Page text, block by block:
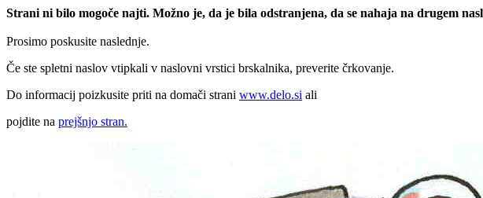
Strani ni bilo mogoče najti. Možno je, da je bila odstranjena, da se nahaja na drugem
Prosimo poskusite naslednje.
Če ste spletni naslov vtipkali v naslovni vrstici brskalnika, preverite črkovanje.
Do informacij poizkusite priti na domači strani www.delo.si ali
pojdite na prejšnjo stran.